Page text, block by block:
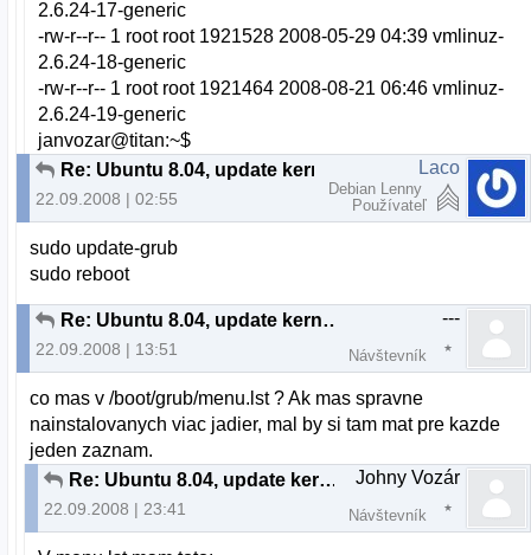
2.6.24-17-generic
-rw-r--r-- 1 root root 1921528 2008-05-29 04:39 vmlinuz-
2.6.24-18-generic
-rw-r--r-- 1 root root 1921464 2008-08-21 06:46 vmlinuz-
2.6.24-19-generic
janvozar@titan:~$
22.09.2008 | 02:55
Laco
Debian Lenny
Používateľ
sudo update-grub
sudo reboot
Re: Ubuntu 8.04, update kernelu 2.6.24-17
22.09.2008 | 13:51
---
Návštevník
co mas v /boot/grub/menu.lst ? Ak mas spravne
nainstalovanych viac jadier, mal by si tam mat pre kazde
jeden zaznam.
Re: Ubuntu 8.04, update kernelu 2.6.24-17
22.09.2008 | 23:41
Johny Vozár
Návštevník